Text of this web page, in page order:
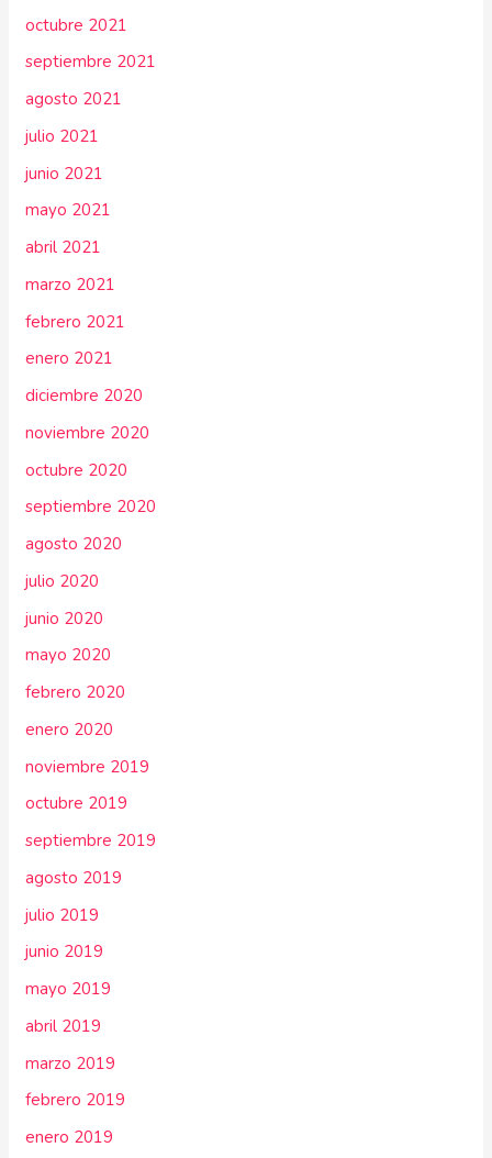
octubre 2021
septiembre 2021
agosto 2021
julio 2021
junio 2021
mayo 2021
abril 2021
marzo 2021
febrero 2021
enero 2021
diciembre 2020
noviembre 2020
octubre 2020
septiembre 2020
agosto 2020
julio 2020
junio 2020
mayo 2020
febrero 2020
enero 2020
noviembre 2019
octubre 2019
septiembre 2019
agosto 2019
julio 2019
junio 2019
mayo 2019
abril 2019
marzo 2019
febrero 2019
enero 2019